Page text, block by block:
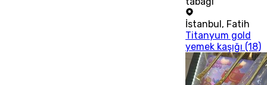
İstanbul, Fatih
Titanyum gold
yemek kaşığı (18)